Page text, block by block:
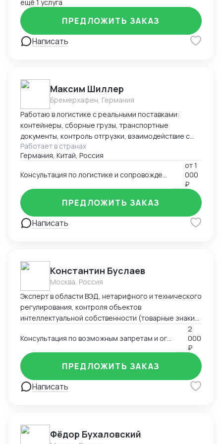
ещё 1 услуга
Написать
ПРЕДЛОЖИТЬ ЗАКАЗ
Максим Шиллер
Бремерхафен, Германия
Работаю в логистике с реальными поставками:
контейнеры, сборные грузы, транспортные
документы, контроль отгрузки, взаимодействие с
агентами и перевозчиками. Специализируюсь на
логистике из Европы, умею быстро ориентироваться
в нестандартных ситуациях и держать процесс под
контролем. Работаю из Германии, открыт к
удалённому сотрудничеству.
Работает в странах
Германия, Китай, Россия
Консультация по логистике и сопровождению поставок (к примеру из Европы и Китая)
от1
000
₽
Написать
ПРЕДЛОЖИТЬ ЗАКАЗ
Константин Буслаев
Москва, Россия
Эксперт в области ВЭД, нетарифного и технического
регулирования, контроля объектов
интеллектуальной собственности (товарные знаки)
с более чем 16-летним опытом. Успешные проекты
по автоматизации таможенных бизнес-процессов,
оптимизации импорта/экспорта товаров,
подлежащих специальному регулированию
(шифровальное оборудование, РЭС и ВЧУ, оружие,
лекарства и т.д.). Так же большой опыт в области
санкционных ограничений, вводимых РФ
Консультация по возможным запретам и ограничениям при импорте и экспорте
2
000
₽
Написать
ПРЕДЛОЖИТЬ ЗАКАЗ
Фёдор Бухаловский